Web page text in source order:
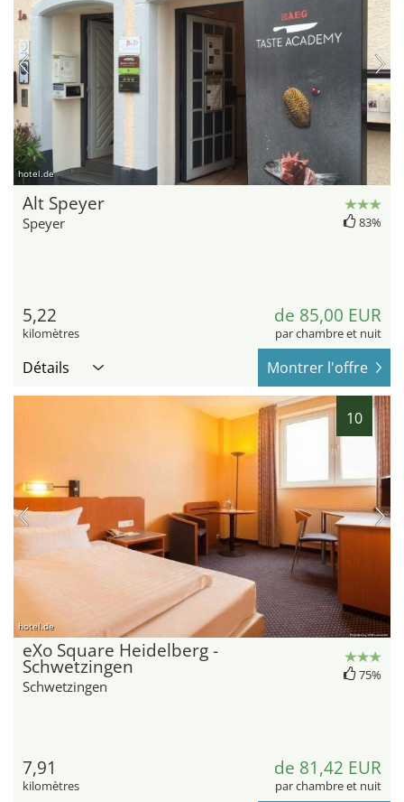
hotel.de
Alt Speyer
Speyer 83%
5,22
kilomètres
de 85,00 EUR
par chambre et nuit
Détails Montrer l'offre
10
hotel.de
eXo Square Heidelberg -
Schwetzingen
Schwetzingen
75%
7,91
kilomètres
de 81,42 EUR
par chambre et nuit